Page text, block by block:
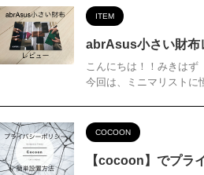
ITEM
abrAsus小さい財布
こんにちは！！みきは
今回は、ミニマリストに
COCOON
【cocoon】でプラ